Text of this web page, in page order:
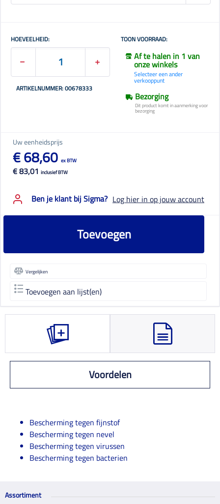
HOEVEELHEID:
ARTIKELNUMMER: 00678333
TOON VOORRAAD:
Af te halen in 1 van
onze winkels
Selecteer een ander
verkooppunt
Bezorging
Dit product komt in aanmerking voor
bezorging
Uw eenheidsprijs
€ 83,01 inclusief BTW
€ 68,60 ex BTW
Ben je klant bij Sigma? Log hier in op jouw account
Toevoegen
Vergelijken
Toevoegen aan lijst(en)
Voordelen
Bescherming tegen fijnstof
Bescherming tegen nevel
Bescherming tegen virussen
Bescherming tegen bacterien
Assortiment